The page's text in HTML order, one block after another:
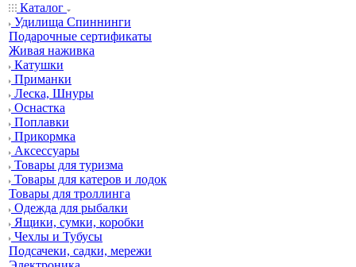
Каталог
Удилища Спиннинги
Подарочные сертификаты
Живая наживка
Катушки
Приманки
Леска, Шнуры
Оснастка
Поплавки
Прикормка
Аксессуары
Товары для туризма
Товары для катеров и лодок
Товары для троллинга
Одежда для рыбалки
Ящики, сумки, коробки
Чехлы и Тубусы
Подсачеки, садки, мережи